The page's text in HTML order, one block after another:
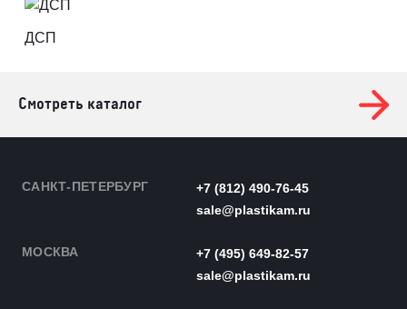
ДСП
Смотреть каталог
САНКТ-ПЕТЕРБУРГ
+7 (812) 490-76-45
sale@plastikam.ru
МОСКВА
+7 (495) 649-82-57
sale@plastikam.ru